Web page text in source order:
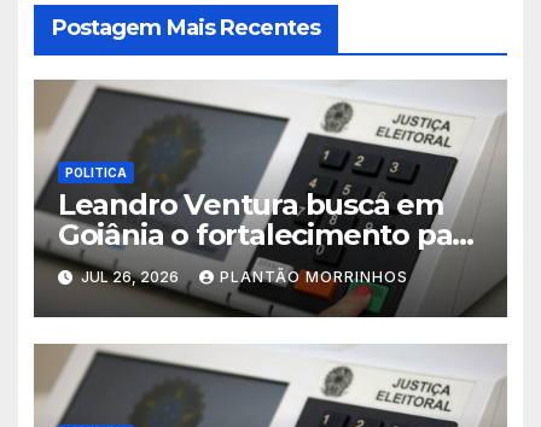
Postagem Mais Recentes
POLITICA
Leandro Ventura busca em
Goiânia o fortalecimento para
sua pré-candidatura
JUL 26, 2026 PLANTÃO MORRINHOS